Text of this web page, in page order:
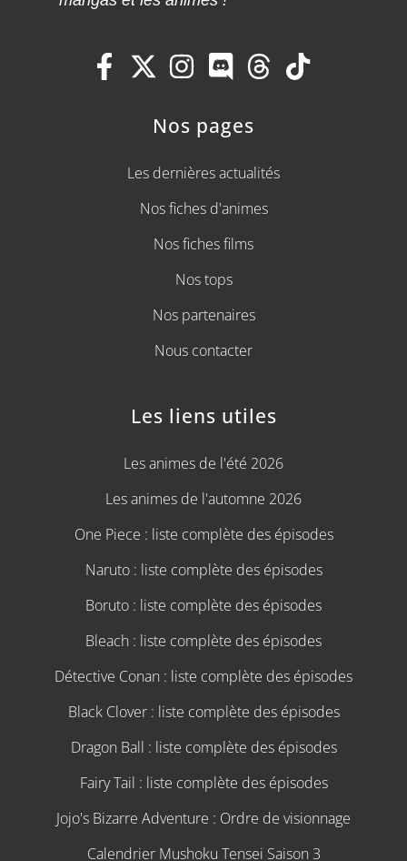
Nos pages
Les dernières actualités
Nos fiches d'animes
Nos fiches films
Nos tops
Nos partenaires
Nous contacter
Les liens utiles
Les animes de l'été 2026
Les animes de l'automne 2026
One Piece : liste complète des épisodes
Naruto : liste complète des épisodes
Boruto : liste complète des épisodes
Bleach : liste complète des épisodes
Détective Conan : liste complète des épisodes
Black Clover : liste complète des épisodes
Dragon Ball : liste complète des épisodes
Fairy Tail : liste complète des épisodes
Jojo's Bizarre Adventure : Ordre de visionnage
Calendrier Mushoku Tensei Saison 3